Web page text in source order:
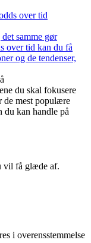
over tid
samme gør
over tid kan du få
og de tendenser,
du skal fokusere
de mest populære
du kan handle på
vil få glæde af.
i overensstemmelse